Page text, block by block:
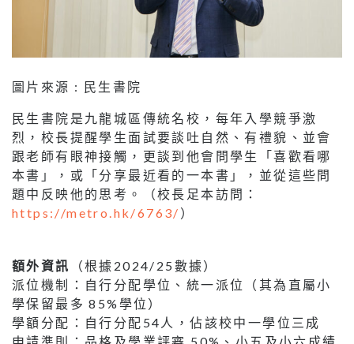
圖片來源 : 民生書院
民生書院是九龍城區傳統名校，每年入學競爭激
烈，校長提醒學生面試要談吐自然、有禮貌、並會
跟老師有眼神接觸，更談到他會問學生「喜歡看哪
本書」，或「分享最近看的一本書」，並從這些問
題中反映他的思考。（校長足本訪問：
https://metro.hk/6763/ ）
額外資訊
（根據2024/25數據）
派位機制：自行分配學位、統一派位（其為直屬小
學保留最多 85%學位）
學額分配：自行分配54人，佔該校中一學位三成
申請準則：品格及學業評審 50%、小五及小六成績